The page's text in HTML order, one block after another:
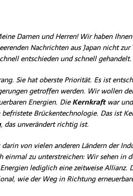
Damen und Herren! Wir haben
Nachrichten aus Japan nicht
entschieden und schnell gehandelt.
Sie hat oberste Priorität. Es ist
getroffen werden. Wir wollen
Energien. DieKernkraftwar
Brückentechnologie. Das ist
, das unverändert richtig ist.
von vielen anderen Ländern der
einmal zu unterstreichen: Wir sehen in
lediglich eine zeitweise Allianz.
wie der Weg in Richtung